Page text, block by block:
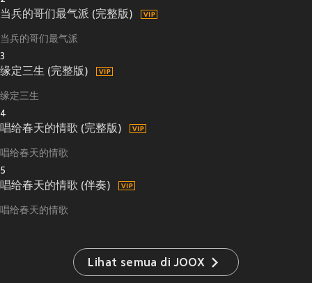
当兵的哥们最气派 (完整版)
当兵的哥们最气派
3
缘定三生 (完整版)
缘定三生
4
唱给春天的情歌 (完整版)
唱给春天的情歌
5
唱给春天的情歌 (伴奏)
唱给春天的情歌
Lihat semua di JOOX